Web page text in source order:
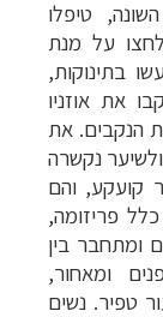
טיפלו
על מנת
בתינוקות,
את אוזניו
הנקבים. את
נקשרה
קועקע, והם
פריזומה,
ומתחבר בין
ומאחור,
טפיר. נשים